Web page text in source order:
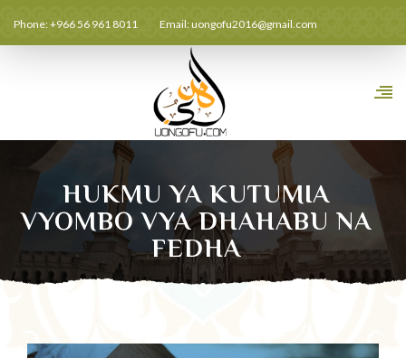
Phone: +966 56 961 8011 Email:uongofu2016@gmail.com
HUKMU YA KUTUMIA
VYOMBO VYA DHAHABU NA
FEDHA